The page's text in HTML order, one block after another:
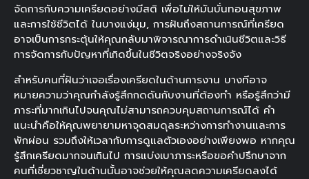
จัดการกับความเครียดอย่างมีสติ เพื่อไม่ให้มันบั่นทอนสุขภาพ
และการใช้ชีวิตได้ ในบางแง่มุม, การฝันถึงสถานการณ์ที่เครียด
อาจเป็นการกระตุ้นให้คุณกลับมาพิจารณาการดำเนินชีวิตและวิธี
การจัดการกับปัญหาที่เกิดขึ้นในชีวิตจริงอย่างจริงจัง
สำหรับคนที่ฝันว่าเจอเรื่องเครียดในด้านการงาน บางทีอาจ
หมายความว่าคุณกำลังรู้สึกกดดันกับงานที่ต้องทำ หรือรู้สึกว่ามี
ภาระที่มากเกินไปจนคุณไม่สามารถควบคุมสถานการณ์ได้ คำ
แนะนำคือให้คุณพยายามหาจุดสมดุลระหว่างการทำงานและการ
พักผ่อน รวมถึงให้เวลากับการดูแลตัวเองอย่างเพียงพอ หากคุณ
รู้สึกเครียดมากจนเกินไป การแบ่งเบาภาระหรือขอคำปรึกษาจาก
คนที่เชี่ยวชาญในด้านนั้นอาจช่วยให้คุณลดความเครียดลงได้